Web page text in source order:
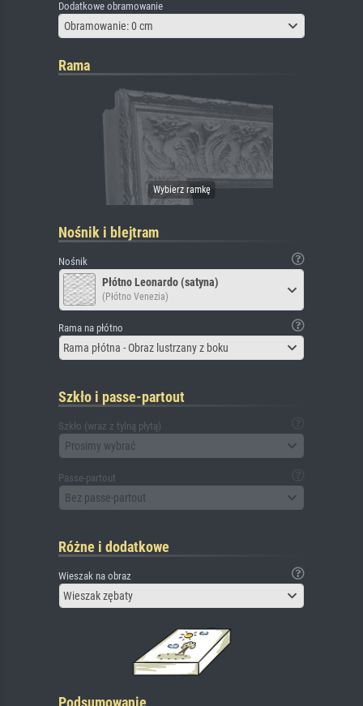
Dodatkowe obramowanie
Obramowanie: 0 cm
Rama
Nośnik i blejtram
Nośnik
Płótno Leonardo (satyna)
(Płótno Venezia)
Rama na płótno
Rama płótna - Obraz lustrzany z boku
Szkło i passe-partout
Szkło (wraz z tylną płytą)
Prosimy wybrać
Passe-partout
Bez passe-partout
Różne i dodatkowe
Wieszak na obraz
Wieszak zębaty